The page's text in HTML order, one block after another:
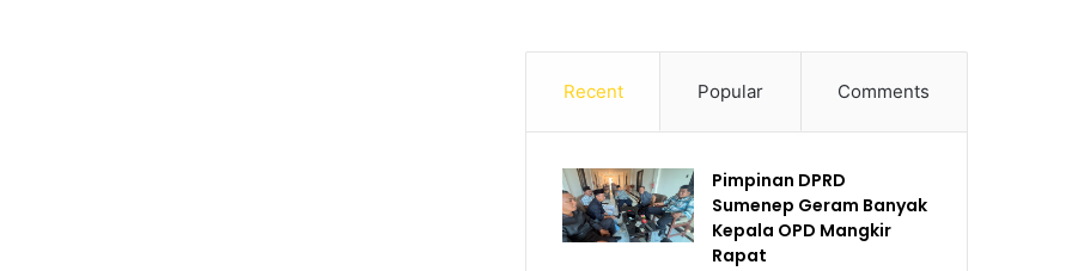
Recent Popular Comments
Pimpinan DPRD
Sumenep Geram Banyak
Kepala OPD Mangkir
Rapat